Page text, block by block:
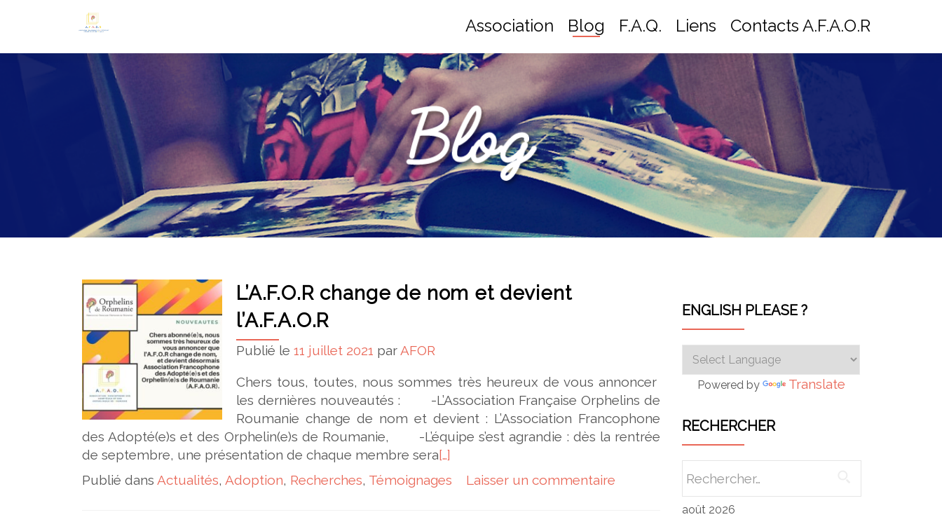
Association Blog F.A.Q. Liens Contacts A.F.A.O.R
L’A.F.O.R change de nom et devient
l’A.F.A.O.R
Publié le 11 juillet 2021 par AFOR
Chers tous, toutes, nous sommes très heureux de vous annoncer
les dernières nouveautés : -L’Association Française Orphelins de
Roumanie change de nom et devient : L’Association Francophone
des Adopté(e)s et des Orphelin(e)s de Roumanie, -L’équipe s’est agrandie : dès la rentrée
de septembre, une présentation de chaque membre sera[…]
Publié dans Actualités, Adoption, Recherches, Témoignages Laisser un commentaire
ENGLISH PLEASE ?
Powered by Translate
RECHERCHER
août 2026